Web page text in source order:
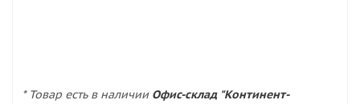
* Товар есть в наличии Офис-склад "Континент-